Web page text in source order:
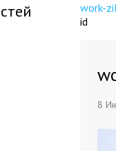
work-
id
8